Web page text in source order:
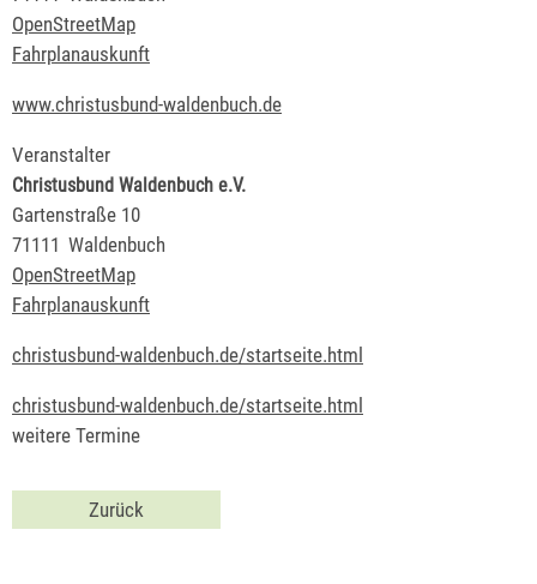
OpenStreetMap
Fahrplanauskunft
www.christusbund-waldenbuch.de
Veranstalter
Christusbund Waldenbuch e.V.
Gartenstraße 10
71111 Waldenbuch
OpenStreetMap
Fahrplanauskunft
christusbund-waldenbuch.de/startseite.html
christusbund-waldenbuch.de/startseite.html
weitere Termine
Zurück